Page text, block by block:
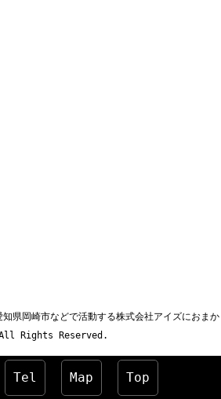
岡崎市などで活動する株式会社アイズにおまか
Rights Reserved.
Tel Map Top